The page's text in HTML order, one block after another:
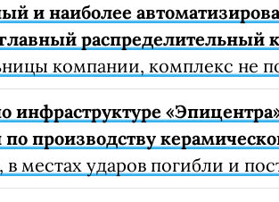
и наиболее
распределительный
компании, комплекс не
инфраструктуре
производству
местах ударов погибли и